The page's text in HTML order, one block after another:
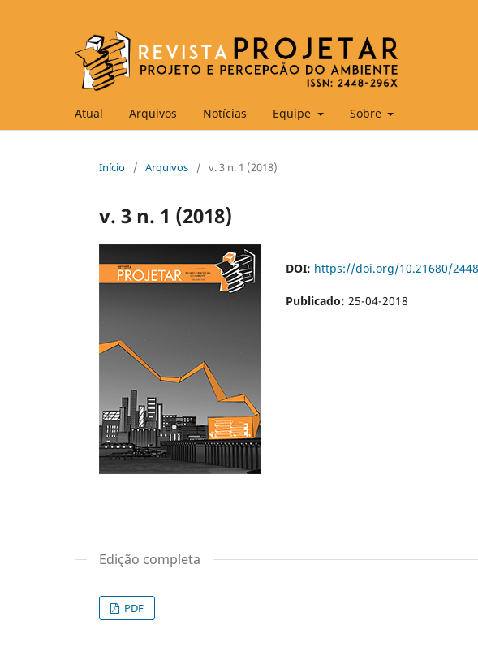
Atual Arquivos Notícias Equipe Sobre
Início / Arquivos / v. 3 n. 1 (2018)
v. 3 n. 1 (2018)
DOI: https://doi.org/10.21680/
Publicado: 25-04-2018
Edição completa
PDF